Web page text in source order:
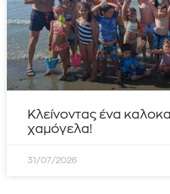
Κλείνοντας ένα
χαμόγελα!
31/07/2026